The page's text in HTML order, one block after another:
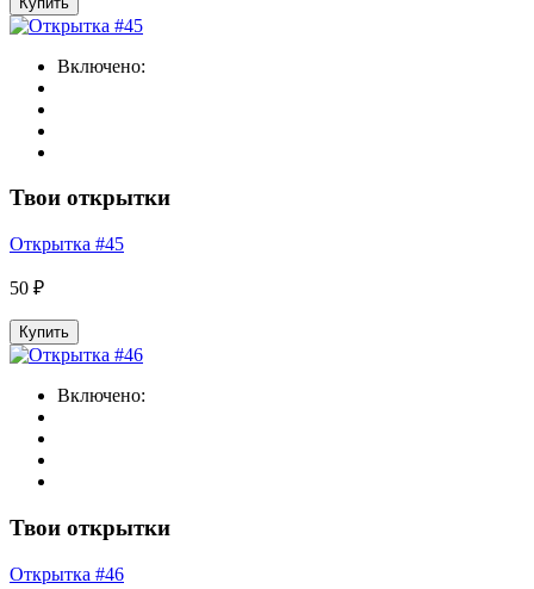
Включено:
Твои открытки
Открытка #45
50 ₽
Купить
Включено:
Твои открытки
Открытка #46